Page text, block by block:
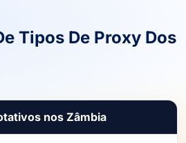
Tipos De Proxy Dos
nos Zâmbia